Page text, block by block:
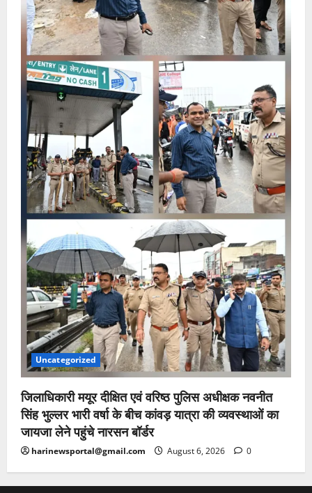
Uncategorized
जिलाधिकारी मयूर दीक्षित एवं वरिष्ठ पुलिस अधीक्षक नवनीत
सिंह भुल्लर भारी वर्षा के बीच कांवड़ यात्रा की व्यवस्थाओं का
जायजा लेने पहुंचे नारसन बॉर्डर
harinewsportal@gmail.com August 6, 2026 0